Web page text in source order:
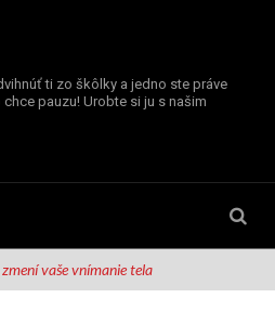
ti zo škôlky a jedno ste práve
pauzu! Urobte si ju s našim
vaše vnímanie tela